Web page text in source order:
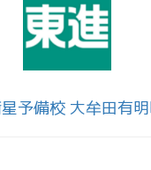
予備校 大牟田有